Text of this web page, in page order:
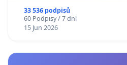
33 536 podpisů
60 Podpisy / 7 dní
15 Jun 2026